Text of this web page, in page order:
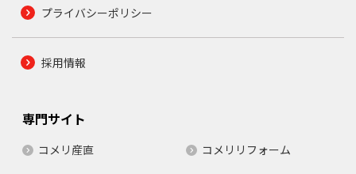
プライバシーポリシー
採用情報
専門サイト
コメリ産直
コメリリフォーム